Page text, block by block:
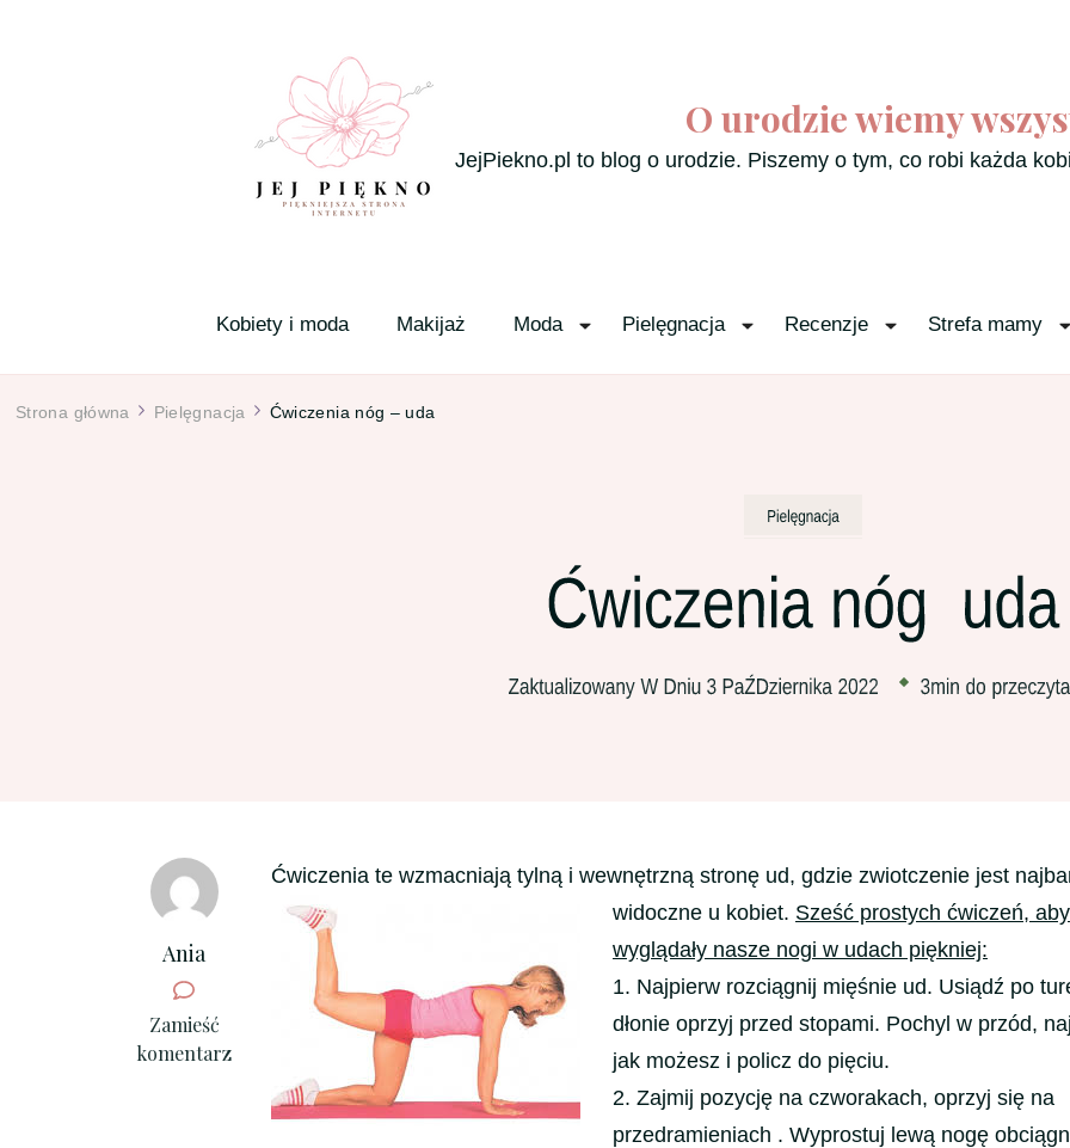
O urodzie wiemy
JejPiekno.pl to blog o urodzie. Piszemy o tym, co robi każda
Kobiety i moda Makijaż Moda Pielęgnacja Recenzje Strefa mamy
Strona główna Pielęgnacja Ćwiczenia nóg – uda
Ania
Zamieść
komentarz
we
wpisie
Ćwiczenia te wzmacniają tylną i wewnętrzną stronę ud, gdzie zwiotczenie jest
widoczne u kobiet. Sześć prostych ćwiczeń, aby
wyglądały nasze nogi w udach piękniej:
1. Najpierw rozciągnij mięśnie ud. Usiądź po
dłonie oprzyj przed stopami. Pochyl w przód,
jak możesz i policz do pięciu.
2. Zajmij pozycję na czworakach, oprzyj się na
przedramieniach . Wyprostuj lewą nogę